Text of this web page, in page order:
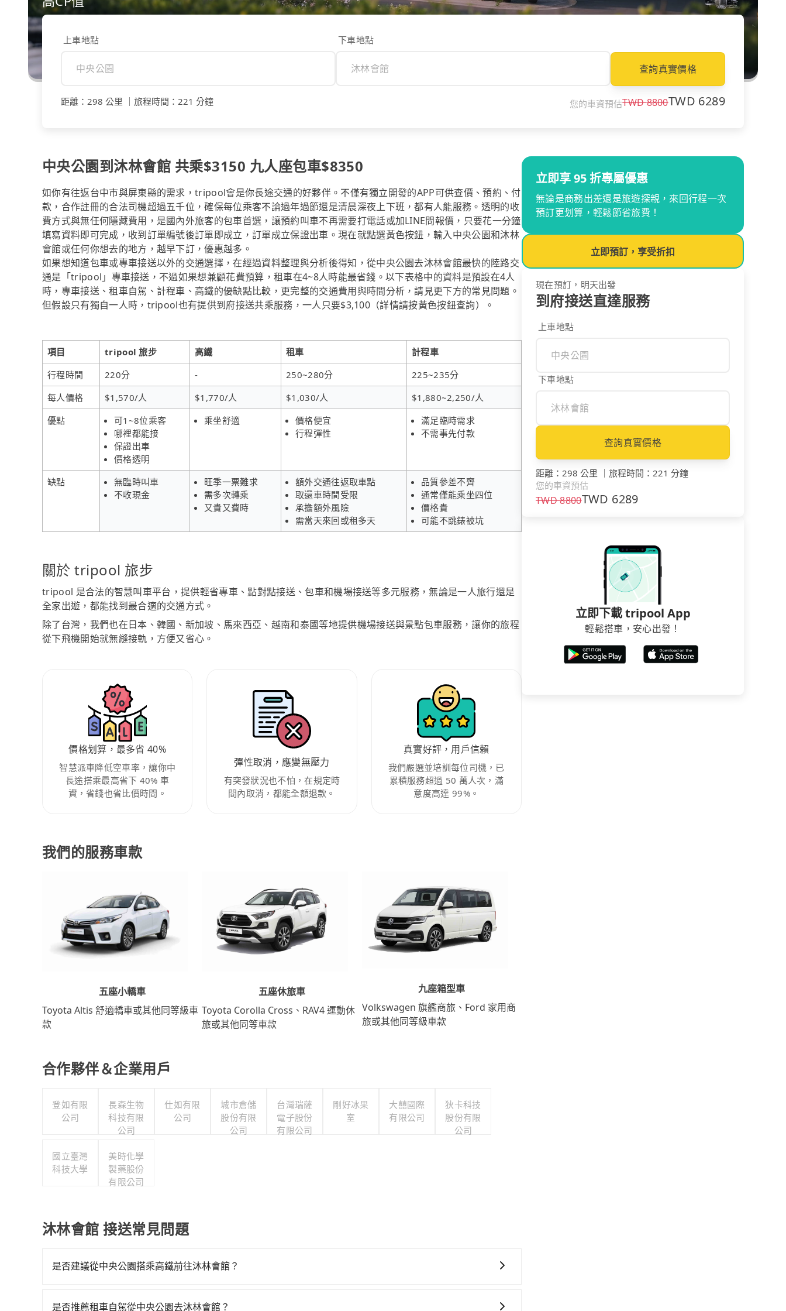
上車地點 下車地點
查詢真實價格
距離 ： 298 公里 旅程時間 ： 221 分鐘 您的車資預估TWD8800TWD 6289
中央公園到沐林會館 共乘$3150 九人座包車$8350
如你有往返台中市與屏東縣的需求，tripool會是你長途交通的好夥伴。不僅有獨立開發的APP可供查價、預約、付
款，合作註冊的合法司機超過五千位，確保每位乘客不論過年過節還是清晨深夜上下班，都有人能服務。透明的收
費方式與無任何隱藏費用，是國內外旅客的包車首選，讓預約叫車不再需要打電話或加LINE問報價，只要花一分鐘
填寫資料即可完成，收到訂單編號後訂單即成立，訂單成立保證出車。現在就點選黃色按鈕，輸入中央公園和沐林
會館或任何你想去的地方，越早下訂，優惠越多。
如果想知道包車或專車接送以外的交通選擇，在經過資料整理與分析後得知，從中央公園去沐林會館最快的陸路交
通是「tripool」專車接送，不過如果想兼顧花費預算，租車在4~8人時能最省錢。以下表格中的資料是預設在4人
時，專車接送、租車自駕、計程車、高鐵的優缺點比較，更完整的交通費用與時間分析，請見更下方的常見問題。
但假設只有獨自一人時，tripool也有提供到府接送共乘服務，一人只要$3,100（詳情請按黃色按鈕查詢）。
項目 tripool 旅步 高鐵 租車
計程車
行程時間
220分 - 250~280分
225~235分
每人價格
$1,570/人 $1,770/人 $1,030/人
$1,880~2,250/人
優點
可1~8位乘客
哪裡都能接
保證出車
價格透明
乘坐舒適
價格便宜
行程彈性
滿足臨時需求
不需事先付款
缺點
無臨時叫車
不收現金
旺季一票難求
需多次轉乘
又貴又費時
額外交通往返取車點
取還車時間受限
承擔額外風險
需當天來回或租多天
品質參差不齊
通常僅能乘坐四位
價格貴
可能不跳錶被坑
關於 tripool 旅步
tripool 是合法的智慧叫車平台，提供輕省專車、點對點接送、包車和機場接送等多元服務，無論是一人旅行還是
全家出遊，都能找到最合適的交通方式。
除了台灣，我們也在日本、韓國、新加坡、馬來西亞、越南和泰國等地提供機場接送與景點包車服務，讓你的旅程
從下飛機開始就無縫接軌，方便又省心。
價格划算，最多省 40%
智慧派車降低空車率，讓你中
長途搭乘最高省下 40% 車
資，省錢也省比價時間。
彈性取消，應變無壓力
有突發狀況也不怕，在規定時
間內取消，都能全額退款。
真實好評，用戶信賴
我們嚴選並培訓每位司機，已
累積服務超過 50 萬人次，滿
意度高達 99%。
我們的服務車款
五座小轎車
Toyota Altis 舒適轎車或其他同等級車
款
五座休旅車
Toyota Corolla Cross、RAV4 運動休
旅或其他同等車款
九座箱型車
Volkswagen 旗艦商旅、Ford 家用商
旅或其他同等級車款
合作夥伴＆企業用戶
登如有限
公司
長森生物
科技有限
公司
仕如有限
公司
城市倉儲
股份有限
公司
台灣瑞薩
電子股份
有限公司
剛好冰果
室
大囍國際
有限公司
狄卡科技
股份有限
公司
國立臺灣
科技大學
美時化學
製藥股份
有限公司
沐林會館 接送常見問題
是否建議從中央公園搭乘高鐵前往沐林會館？
次高鐵可搭乘。假設從中央公園 (台中市西屯區) 前往最靠近的台中高鐵站，叫一輛計程車花費約300元、車程約
是否推薦租車自駕從中央公園去沐林會館？
立即享 95 折專屬優惠
無論是商務出差還是旅遊探親，來回行程一次
預訂更划算，輕鬆節省旅費！
立即預訂，享受折扣
現在預訂，明天出發
到府接送直達服務
上車地點
下車地點
查詢真實價格
距離 ： 298 公里 ｜ 旅程時間 ： 221 分鐘
您的車資預估
TWD8800TWD 6289
立即下載 tripool App
輕鬆搭車，安心出發！